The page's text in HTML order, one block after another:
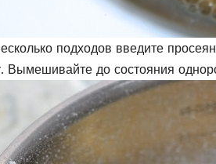
подходов введите
Вымешивайте до состояния